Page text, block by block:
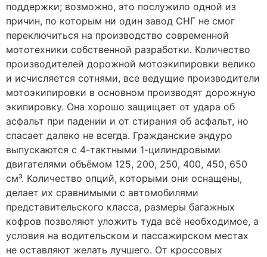
поддержки; возможно, это послужило одной из
причин, по которым ни один завод СНГ не смог
переключиться на производство современной
мототехники собственной разработки. Количество
производителей дорожной мотоэкипировки велико
и исчисляется сотнями, все ведущие производители
мотоэкипировки в основном производят дорожную
экипировку. Она хорошо защищает от удара об
асфальт при падении и от стирания об асфальт, но
спасает далеко не всегда. Гражданские эндуро
выпускаются с 4-тактными 1-цилиндровыми
двигателями объёмом 125, 200, 250, 400, 450, 650
см³. Количество опций, которыми они оснащены,
делает их сравнимыми с автомобилями
представительского класса, размеры багажных
кофров позволяют уложить туда всё необходимое, а
условия на водительском и пассажирском местах
не оставляют желать лучшего. От кроссовых